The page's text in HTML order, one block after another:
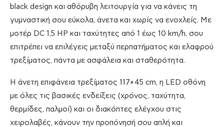
black design και αθόρυβη λειτουργία για να κάνεις τη
γυμναστική σου εύκολα, άνετα και χωρίς να ενοχλείς. Με
μοτέρ DC 1,5 HP και ταχύτητες από 1 έως 10 km/h, σου
επιτρέπει να επιλέγεις μεταξύ περπατήματος και ελαφρού
τρεξίματος, πάντα με ασφάλεια και σταθερότητα.
Η άνετη επιφάνεια τρεξίματος 117×45 cm, η LED οθόνη
με όλες τις βασικές ενδείξεις (χρόνος, ταχύτητα,
θερμίδες, παλμοί) και οι διακόπτες ελέγχου στις
χειρολαβές, κάνουν την προπόνησή σου απλή και